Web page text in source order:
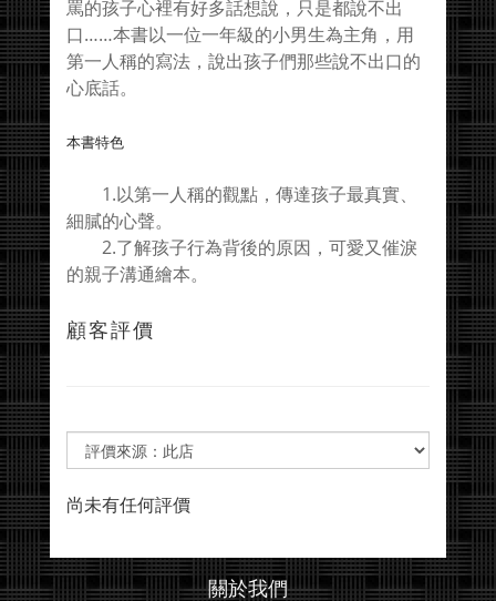
罵的孩子心裡有好多話想說，只是都說不出
口……本書以一位一年級的小男生為主角，用
第一人稱的寫法，說出孩子們那些說不出口的
心底話。
本書特色
1.以第一人稱的觀點，傳達孩子最真實、
細膩的心聲。
2.了解孩子行為背後的原因，可愛又催淚
的親子溝通繪本。
顧客評價
尚未有任何評價
關於我們